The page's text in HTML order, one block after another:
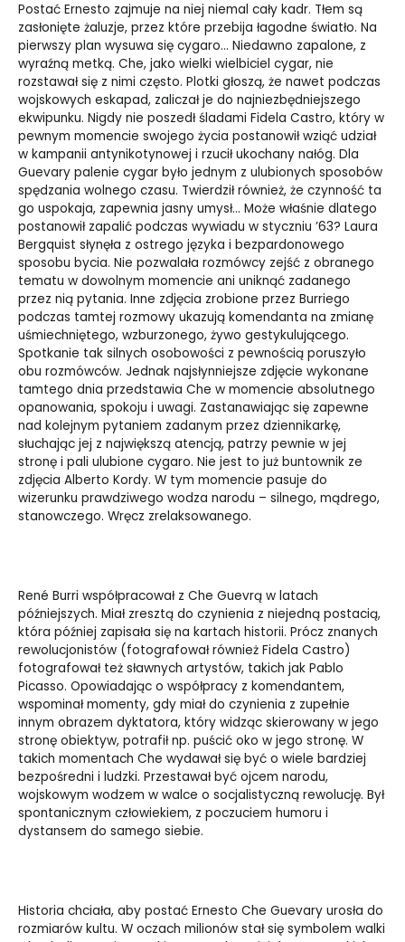
Postać Ernesto zajmuje na niej niemal cały kadr. Tłem są
zasłonięte żaluzje, przez które przebija łagodne światło. Na
pierwszy plan wysuwa się cygaro… Niedawno zapalone, z
wyraźną metką. Che, jako wielki wielbiciel cygar, nie
rozstawał się z nimi często. Plotki głoszą, że nawet podczas
wojskowych eskapad, zaliczał je do najniezbędniejszego
ekwipunku. Nigdy nie poszedł śladami Fidela Castro, który w
pewnym momencie swojego życia postanowił wziąć udział
w kampanii antynikotynowej i rzucił ukochany nałóg. Dla
Guevary palenie cygar było jednym z ulubionych sposobów
spędzania wolnego czasu. Twierdził również, że czynność ta
go uspokaja, zapewnia jasny umysł… Może właśnie dlatego
postanowił zapalić podczas wywiadu w styczniu ’63? Laura
Bergquist słynęła z ostrego języka i bezpardonowego
sposobu bycia. Nie pozwalała rozmówcy zejść z obranego
tematu w dowolnym momencie ani uniknąć zadanego
przez nią pytania. Inne zdjęcia zrobione przez Burriego
podczas tamtej rozmowy ukazują komendanta na zmianę
uśmiechniętego, wzburzonego, żywo gestykulującego.
Spotkanie tak silnych osobowości z pewnością poruszyło
obu rozmówców. Jednak najsłynniejsze zdjęcie wykonane
tamtego dnia przedstawia Che w momencie absolutnego
opanowania, spokoju i uwagi. Zastanawiając się zapewne
nad kolejnym pytaniem zadanym przez dziennikarkę,
słuchając jej z największą atencją, patrzy pewnie w jej
stronę i pali ulubione cygaro. Nie jest to już buntownik ze
zdjęcia Alberto Kordy. W tym momencie pasuje do
wizerunku prawdziwego wodza narodu – silnego, mądrego,
stanowczego. Wręcz zrelaksowanego.
René Burri współpracował z Che Guevrą w latach
późniejszych. Miał zresztą do czynienia z niejedną postacią,
która później zapisała się na kartach historii. Prócz znanych
rewolucjonistów (fotografował również Fidela Castro)
fotografował też sławnych artystów, takich jak Pablo
Picasso. Opowiadając o współpracy z komendantem,
wspominał momenty, gdy miał do czynienia z zupełnie
innym obrazem dyktatora, który widząc skierowany w jego
stronę obiektyw, potrafił np. puścić oko w jego stronę. W
takich momentach Che wydawał się być o wiele bardziej
bezpośredni i ludzki. Przestawał być ojcem narodu,
wojskowym wodzem w walce o socjalistyczną rewolucję. Był
spontanicznym człowiekiem, z poczuciem humoru i
dystansem do samego siebie.
Historia chciała, aby postać Ernesto Che Guevary urosła do
rozmiarów kultu. W oczach milionów stał się symbolem walki